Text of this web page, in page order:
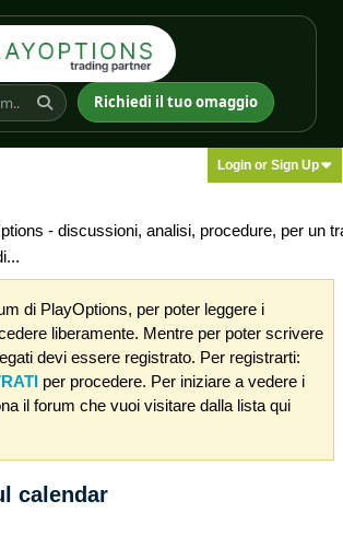
Richiedi il tuo omaggio
Login or Sign Up
- discussioni, analisi, procedure, per un
di PlayOptions, per poter leggere i
liberamente. Mentre per poter scrivere
devi essere registrato. Per registrarti:
per procedere. Per iniziare a vedere i
il forum che vuoi visitare dalla lista qui
calendar